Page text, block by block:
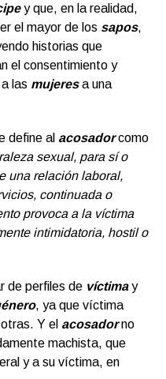
y que, en la realidad,
el mayor de los sapos,
historias que
el consentimiento y
las mujeresa una
define al acosador como
sexual, para sí o
una relación laboral,
continuada o
provoca a la víctima
intimidatoria, hostil o
de perfiles de víctimay
, ya que víctima
Y el acosador no
machista, que
y a su víctima, en